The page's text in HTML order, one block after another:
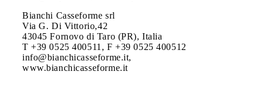
Bianchi Casseforme srl
Via G. Di Vittorio,42
43045 Fornovo di Taro (PR), Italia
T +39 0525 400511, F +39 0525 400512
info@bianchicasseforme.it,
www.bianchicasseforme.it